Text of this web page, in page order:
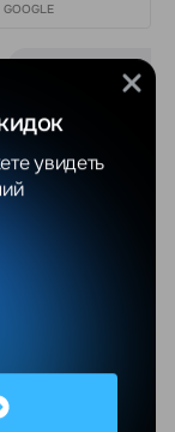
GOOGLE
04.08.2026
увидеть